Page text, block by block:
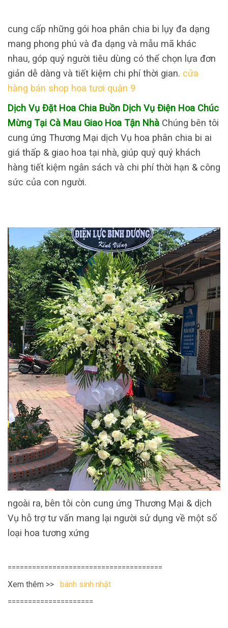
cung cấp những gói hoa phân chia bi lụy đa dạng
mang phong phú và đa dạng và mẫu mã khác
nhau, góp quý người tiêu dùng có thể chọn lựa đơn
giản dễ dàng và tiết kiệm chi phí thời gian. cửa
hàng bán shop hoa tươi quận 9
Dịch Vụ Đặt Hoa Chia Buồn Dịch Vụ Điện Hoa Chúc
Mừng Tại Cà Mau Giao Hoa Tận Nhà Chúng bên tôi
cung ứng Thương Mại dịch Vụ hoa phân chia bi ai
giá thấp & giao hoa tại nhà, giúp quý quý khách
hàng tiết kiệm ngân sách và chi phí thời hạn & công
sức của con người.
ngoài ra, bên tôi còn cung ứng Thương Mại & dịch
Vụ hỗ trợ tư vấn mang lại người sử dụng về một số
loại hoa tương xứng
======================================
Xem thêm >> bánh sinh nhật
=====================